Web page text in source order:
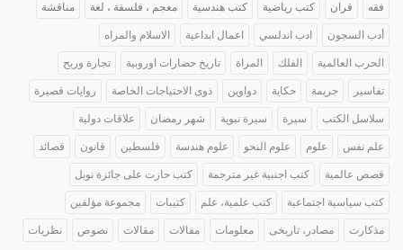
فقه قران كتب رياضية كتب هندسية معجم ، فلسفة ، لغة مناقشة
أدب السجون ادب اندلسي اعمال ابداعية الاسلام والمراه
الحرب العالمية الفلك المراة تاريخ حضارات اوروبية تجارة وربح
تفاسير جريمة حكاية دواوين ذوى الاحتياجات الخاصة روايات قصيرة
سلاسل الكتب سيرة سيرة نبوية شهر رمضان علاقات دولية
علم نفس علوم علوم النحو علوم هندسة فلسطين قانون قصائد
قصص عالمية كتب اجنبية غير مترجمة كتب حازت على جائزة نوبل
كتب سياسية اجتماعية كتب علمية، علم كتيبات مجموعة مؤلفين
مذكارت مصادر، تاريخى معلومات مفالات مقالات نصوص نظريات